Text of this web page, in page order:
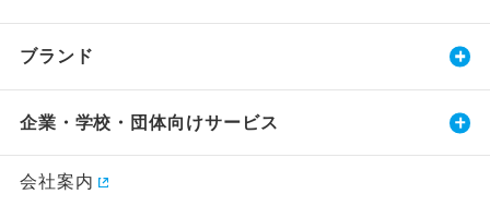
ブランド
企業・学校・団体向けサービス
会社案内